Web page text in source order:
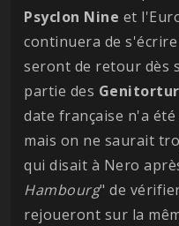
Psyclon Nine et
continuera de
seront de retour dès
partie des
date française n'a
mais on ne saurait
qui disait à Nero
Hambourg" de
rejoueront sur la